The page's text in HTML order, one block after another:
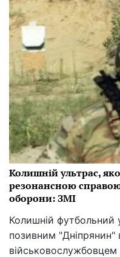
Колишній ультрас,
резонансною
оборони: ЗМІ
Колишній футбольний
позивним "Дніпрянин"
військовослужбовцем